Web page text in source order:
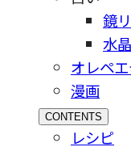
鏡
水
オレペ
漫画
CONTENTS
レシピ